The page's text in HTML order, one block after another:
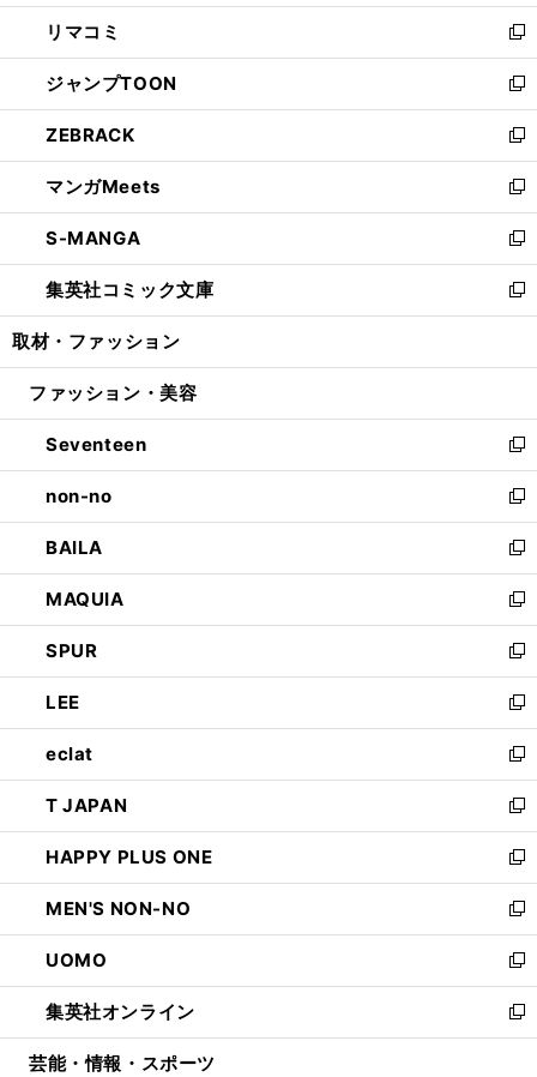
ウ
で
開
く
ン
ド
ウ
で
開
く
ウ
ィ
ン
ド
ウ
で
開
く
し
い
ウ
ィ
ン
ド
ウ
で
開
く
リマコミ
新
し
い
ウ
ィ
ン
ド
ウ
で
開
く
ジャンプTOON
新
し
い
ウ
ィ
ン
ド
ウ
で
開
ZEBRACK
新
し
い
ウ
ィ
ン
ド
ウ
開
マンガMeets
新
し
い
ウ
ィ
ン
ウ
開
く
S-MANGA
新
し
い
ウ
ン
ウ
で
開
く
集英社コミック文庫
新
し
ウ
ン
ド
ウ
で
開
く
取材・ファッション
ファッション・美容
Seventeen
新
し
い
ウ
ィ
ン
ド
ウ
で
開
く
non-no
新
し
い
ウ
ィ
ン
ド
ウ
で
開
く
BAILA
新
し
い
ウ
ィ
ン
ド
ウ
で
開
く
MAQUIA
新
し
い
ウ
ィ
ン
ド
ウ
で
開
く
SPUR
新
し
い
ウ
ィ
ン
ド
ウ
で
開
く
LEE
新
し
い
ウ
ィ
ン
ド
ウ
で
開
く
eclat
新
し
い
ウ
ィ
ン
ド
ウ
で
開
く
T JAPAN
新
し
い
ウ
ィ
ン
ド
ウ
で
開
HAPPY PLUS ONE
新
し
い
ウ
ィ
ン
ド
ウ
MEN'S NON-NO
新
し
い
ウ
ィ
ン
UOMO
新
し
い
ウ
集英社オンライン
新
し
芸能・情報・スポーツ